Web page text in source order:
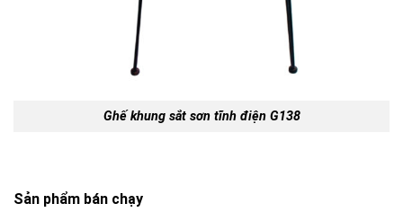
Ghế khung sắt sơn tĩnh điện G138
Sản phẩm bán chạy